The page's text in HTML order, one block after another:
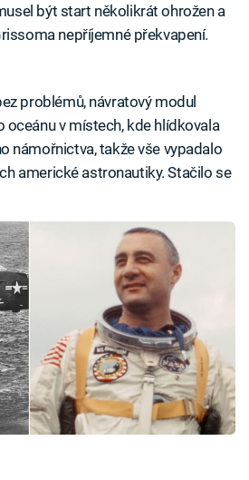
být start několikrát ohrožen a
nepříjemné překvapení.
problémů, návratový modul
oceánu v místech, kde hlídkovala
námořnictva, takže vše vypadalo
americké astronautiky. Stačilo se